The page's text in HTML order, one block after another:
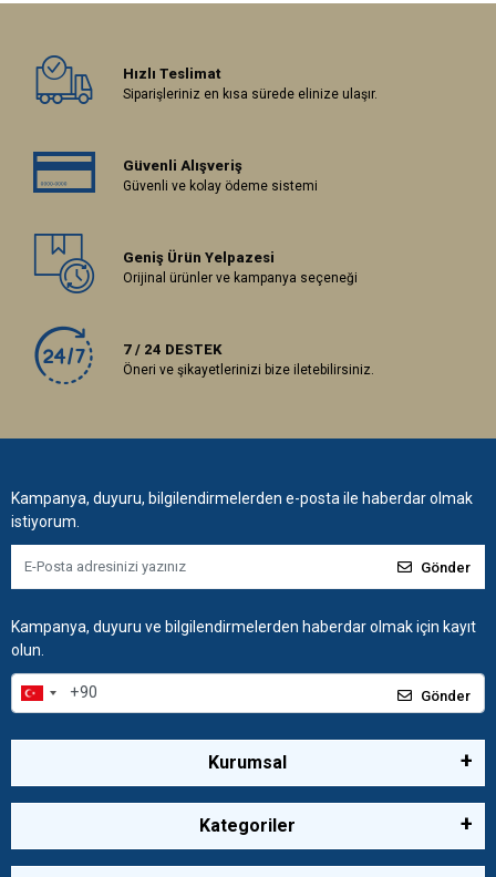
Hızlı Teslimat
Siparişleriniz en kısa sürede elinize ulaşır.
Güvenli Alışveriş
Güvenli ve kolay ödeme sistemi
Geniş Ürün Yelpazesi
Orijinal ürünler ve kampanya seçeneği
7 / 24 DESTEK
Öneri ve şikayetlerinizi bize iletebilirsiniz.
Kampanya, duyuru, bilgilendirmelerden e-posta ile haberdar olmak
istiyorum.
Gönder
Kampanya, duyuru ve bilgilendirmelerden haberdar olmak için kayıt
olun.
Gönder
Kurumsal
Kategoriler